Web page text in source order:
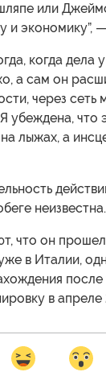
или
и экономику”,
когда
а сам он
через сеть
убеждена, что
лыжах, а
неизвестна.
что он
в Италии,
после
в апреле